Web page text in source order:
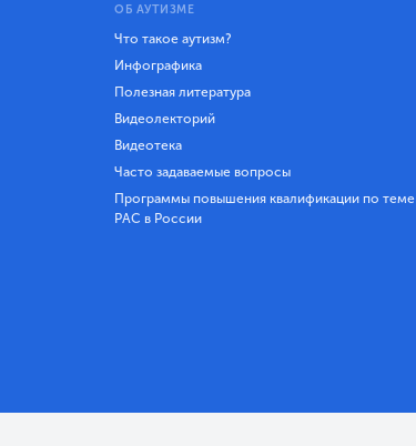
ОБ АУТИЗМЕ
Что такое аутизм?
Инфографика
Полезная литература
Видеолекторий
Видеотека
Часто задаваемые вопросы
Программы повышения квалификации по теме
РАС в России